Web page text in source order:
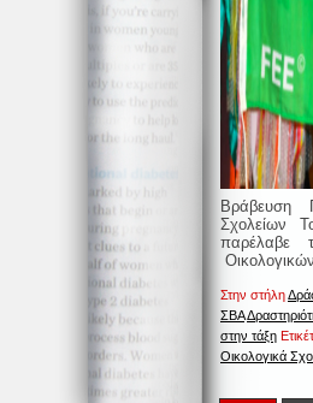
Βράβευση
Σχολείων
παρέλαβε
Στην στήλη
ΣΒΑ
στην τάξη
Οικολογικά